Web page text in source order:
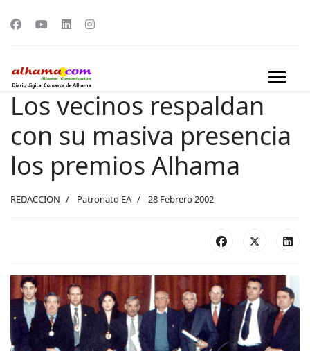
Los vecinos respaldan
con su masiva presencia
los premios Alhama
REDACCION Patronato EA 28 Febrero 2002